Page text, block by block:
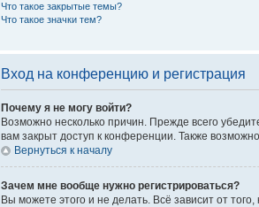
Что такое закрытые темы?
Что такое значки тем?
Вход на конференцию и регистрация
Почему я не могу войти?
Возможно несколько причин. Прежде всего
вам закрыт доступ к конференции. Также
Вернуться к началу
Зачем мне вообще нужно регистрироваться?
Вы можете этого и не делать. Всё зависит от